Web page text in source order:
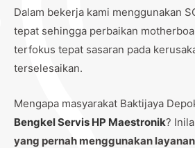
Dalam bekerja kami menggunakan
tepat sehingga perbaikan
terfokus tepat sasaran pada
terselesaikan.
Mengapa masyarakat Baktijaya
Bengkel Servis HP Maestronik?
yang pernah menggunakan